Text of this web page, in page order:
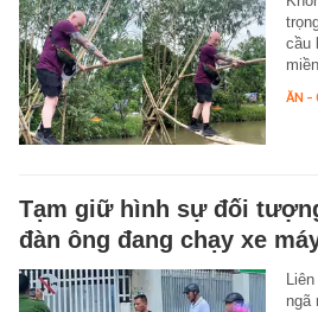
cầu
ĂN -
Tạm giữ hình sự đối
đàn ông đang chạy xe
ngã